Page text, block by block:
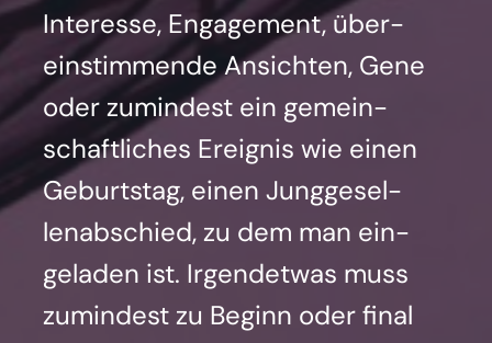
Inter­es­se, Enga­ge­ment, über­
ein­stim­men­de Ansich­ten, Gene
oder zumin­dest ein gemein­
schaft­li­ches Ereig­nis wie einen
Geburts­tag, einen Jung­ge­sel­
len­ab­schied, zu dem man ein­
ge­la­den ist. Irgend­et­was muss
zumin­dest zu Beginn oder final